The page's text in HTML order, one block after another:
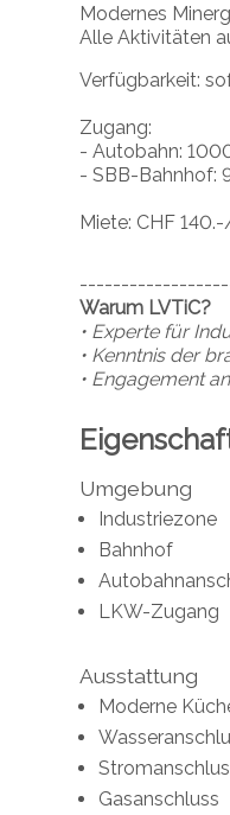
Modernes
Alle Aktivitäten
Verfügbarkeit:
Zugang:
- Autobahn:
- SBB-Bahnhof:
Miete: CHF
Warum LVTiC?
• Experte für
• Kenntnis der
• Engagement
Umgebung
Industriezone
Bahnhof
LKW-Zugang
Ausstattung
Moderne
Gasanschluss